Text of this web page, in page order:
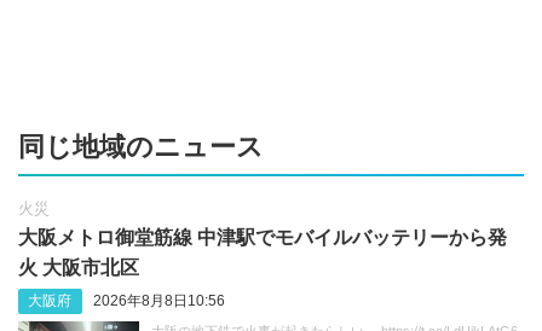
同じ地域のニュース
火災
大阪メトロ御堂筋線 中津駅でモバイルバッテリーから発
火 大阪市北区
大阪府 2026年8月8日10:56